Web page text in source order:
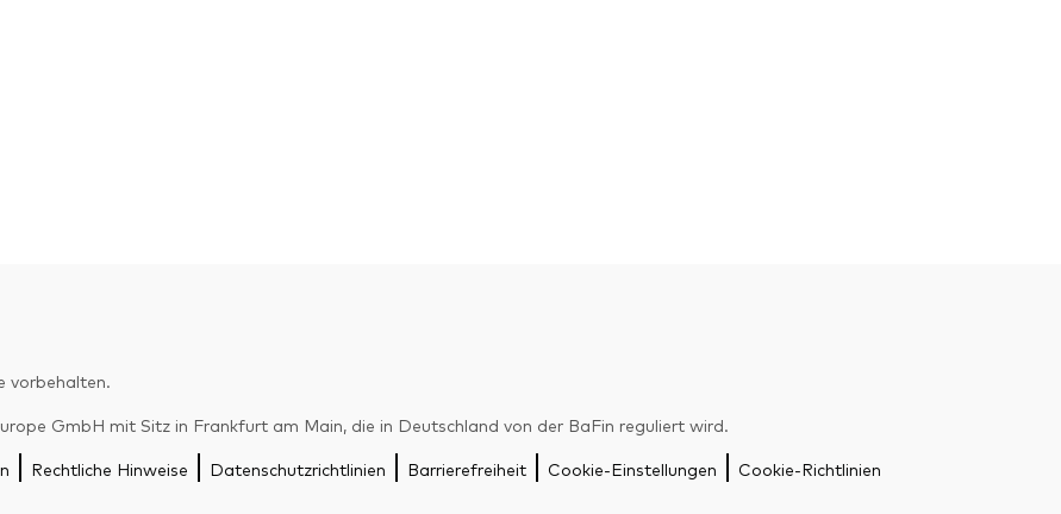
vorbehalten.
GmbH mit Sitz in Frankfurt am Main, die in Deutschland von der BaFin reguliert wird.
Rechtliche Hinweise Datenschutzrichtlinien Barrierefreiheit Cookie-Einstellungen Cookie-Richtlinien